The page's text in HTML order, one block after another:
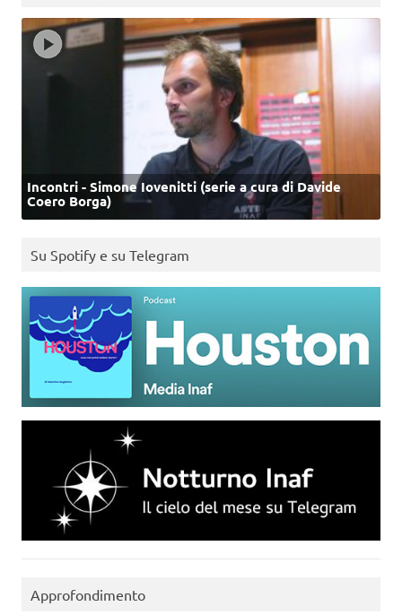
Incontri - Simone Iovenitti (serie a cura di Davide
Coero Borga)
Su Spotify e su Telegram
Approfondimento